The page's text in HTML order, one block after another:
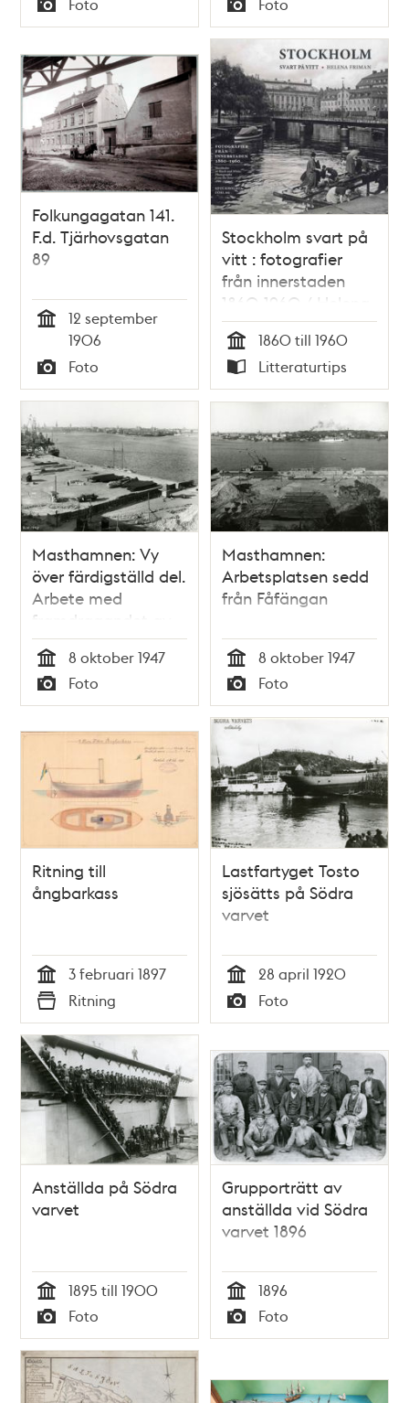
Typ
Foto
Typ
Foto
Folkungagatan 141.
F.d. Tjärhovsgatan
89
12 september
1906
Typ
Foto
Stockholm svart på
vitt : fotografier
från innerstaden
1860-1960 / Helena
Friman
Tid
1860 till 1960
Typ
Litteraturtips
Masthamnen: Vy
över färdigställd del.
Arbete med
framdragandet av
järnvägsspåren
pågår
Tid
8 oktober 1947
Typ
Foto
Masthamnen:
Arbetsplatsen sedd
från Fåfängan
Tid
8 oktober 1947
Typ
Foto
Ritning till
ångbarkass
Tid
3 februari 1897
Typ
Ritning
Lastfartyget Tosto
sjösätts på Södra
varvet
Tid
28 april 1920
Typ
Foto
Anställda på Södra
varvet
Tid
1895 till 1900
Typ
Foto
Grupporträtt av
anställda vid Södra
varvet 1896
Tid
1896
Typ
Foto